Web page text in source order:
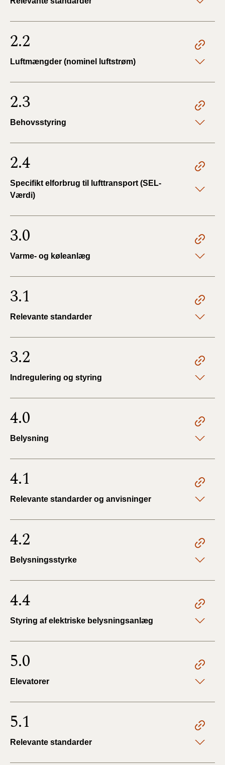
2.2
Luftmængder (nominel luftstrøm)
2.3
Behovsstyring
2.4
Specifikt elforbrug til lufttransport (SEL-
Værdi)
3.0
Varme- og køleanlæg
3.1
Relevante standarder
3.2
Indregulering og styring
4.0
Belysning
4.1
Relevante standarder og anvisninger
4.2
Belysningsstyrke
4.4
Styring af elektriske belysningsanlæg
5.0
Elevatorer
5.1
Relevante standarder